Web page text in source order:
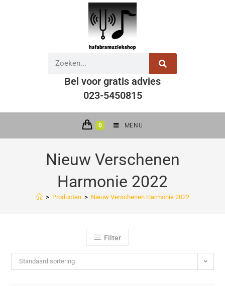
Bel voor gratis advies
023-5450815
0 MENU
Nieuw Verschenen
Harmonie 2022
> Producten > Nieuw Verschenen Harmonie 2022
Filter
Standaard sortering